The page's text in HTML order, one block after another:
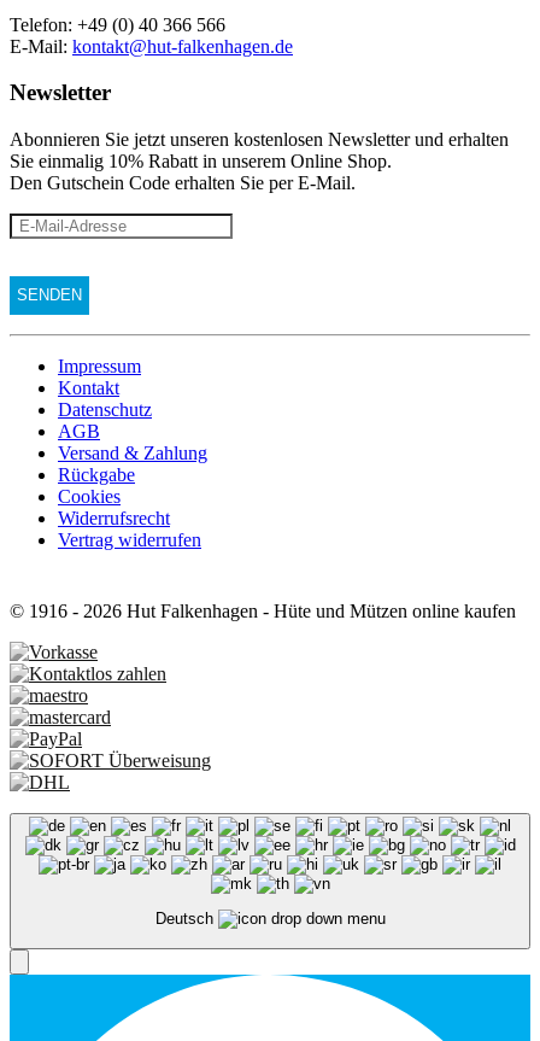
Telefon: +49 (0) 40 366 566
E-Mail: kontakt@hut-falkenhagen.de
Newsletter
Abonnieren Sie jetzt unseren kostenlosen Newsletter und erhalten
Sie einmalig 10% Rabatt in unserem Online Shop.
Den Gutschein Code erhalten Sie per E-Mail.
Impressum
Kontakt
Datenschutz
AGB
Versand & Zahlung
Rückgabe
Cookies
Widerrufsrecht
Vertrag widerrufen
© 1916 - 2026 Hut Falkenhagen - Hüte und Mützen online kaufen
Deutsch